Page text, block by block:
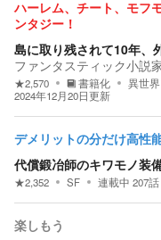
ハーレム、チート、モフ
ンタジー！
島に取り残されて10年、
ファンタスティック小説
★2,570 書籍化 異世
2024年12月20日更新
デメリットの分だけ高性
代償鍛冶師のキワモノ装
★2,352 SF 連載中 207話
楽しもう